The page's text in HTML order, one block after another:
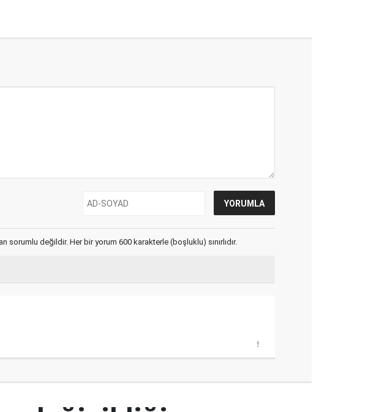
sorumlu değildir. Her bir yorum 600 karakterle (boşluklu) sınırlıdır.